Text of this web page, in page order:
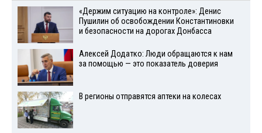
«Держим ситуацию на контроле»: Денис
Пушилин об освобождении Константиновки
и безопасности на дорогах Донбасса
Алексей Додатко: Люди обращаются к нам
за помощью — это показатель доверия
В регионы отправятся аптеки на колесах